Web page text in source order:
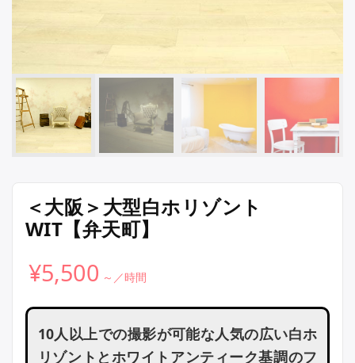
＜大阪＞大型白ホリゾント
WIT【弁天町】
¥5,500
10人以上での撮影が可能な人気の広い白ホ
リゾントとホワイトアンティーク基調のフ